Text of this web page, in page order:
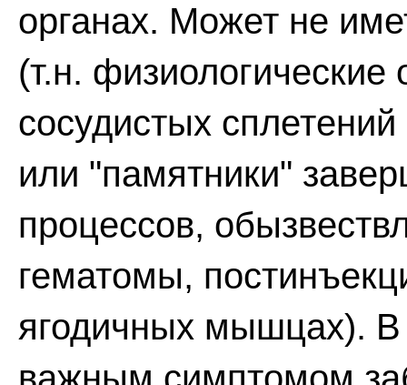
органах. Может не
(т.н.
сосудистых
или "памятники"
процессов,
гематомы,
ягодичных мышцах). В